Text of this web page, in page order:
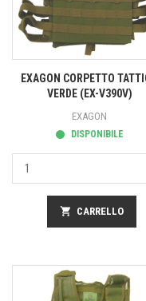
EXAGON CORPETTO
VERDE (EX-V390V)
EXAGON
DISPONIBILE
shopping_cart CARRELLO